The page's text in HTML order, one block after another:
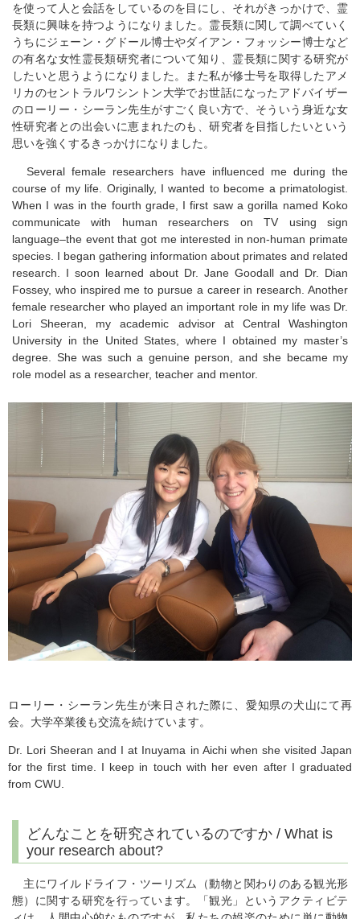
を使って人と会話をしているのを目にし、それがきっかけで、霊
長類に興味を持つようになりました。霊長類に関して調べていく
うちにジェーン・グドール博士やダイアン・フォッシー博士など
の有名な女性霊長類研究者について知り、霊長類に関する研究が
したいと思うようになりました。また私が修士号を取得したアメ
リカのセントラルワシントン大学でお世話になったアドバイザー
のローリー・シーラン先生がすごく良い方で、そういう身近な女
性研究者との出会いに恵まれたのも、研究者を目指したいという
思いを強くするきっかけになりました。
Several female researchers have influenced me during the
course of my life. Originally, I wanted to become a primatologist.
When I was in the fourth grade, I first saw a gorilla named Koko
communicate with human researchers on TV using sign
language–the event that got me interested in non-human primate
species. I began gathering information about primates and related
research. I soon learned about Dr. Jane Goodall and Dr. Dian
Fossey, who inspired me to pursue a career in research. Another
female researcher who played an important role in my life was Dr.
Lori Sheeran, my academic advisor at Central Washington
University in the United States, where I obtained my master’s
degree. She was such a genuine person, and she became my
role model as a researcher, teacher and mentor.
ローリー・シーラン先生が来日された際に、愛知県の犬山にて再
会。大学卒業後も交流を続けています。
Dr. Lori Sheeran and I at Inuyama in Aichi when she visited Japan
for the first time. I keep in touch with her even after I graduated
from CWU.
どんなことを研究されているのですか / What is
your research about?
主にワイルドライフ・ツーリズム（動物と関わりのある観光形
態）に関する研究を行っています。「観光」というアクティビテ